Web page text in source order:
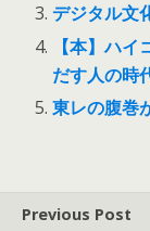
デジタル文
【本】ハ
だす人の時
東レの腹巻
Previous Post